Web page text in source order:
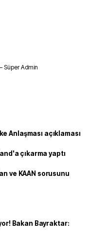
Süper Admin
Anlaşması açıklaması
çıkarma yaptı
ve KAAN sorusunu
Bakan Bayraktar: